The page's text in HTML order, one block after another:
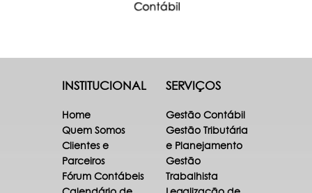
INSTITUCIONAL
Home
Quem Somos
Clientes e
Parceiros
Fórum Contábeis
SERVIÇOS
Gestão Contábil
Gestão Tributária
e Planejamento
Gestão
Trabalhista